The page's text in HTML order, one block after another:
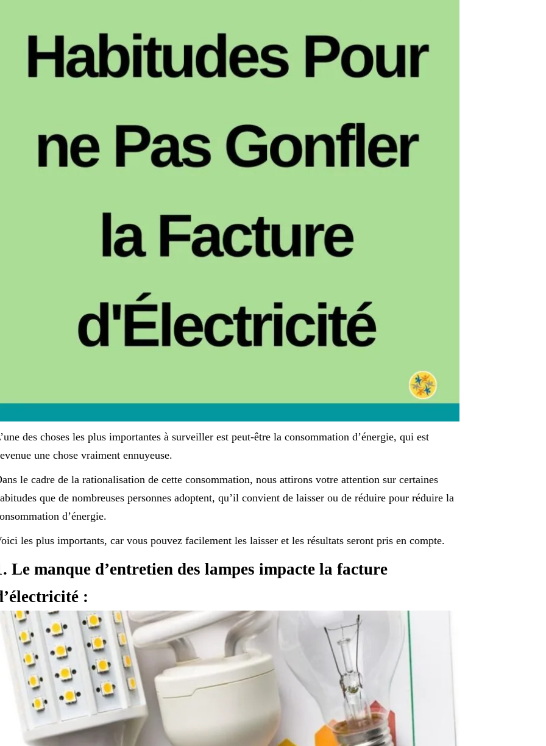
des choses les plus importantes à surveiller est peut-être la consommation d’énergie, qui est
une chose vraiment ennuyeuse.
le cadre de la rationalisation de cette consommation, nous attirons votre attention sur certaines
que de nombreuses personnes adoptent, qu’il convient de laisser ou de réduire pour réduire la
d’énergie.
les plus importants, car vous pouvez facilement les laisser et les résultats seront pris en compte.
Le manque d’entretien des lampes impacte la facture
: